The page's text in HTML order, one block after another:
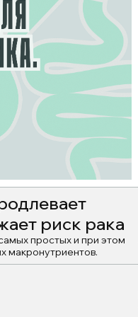
риск рака
простых и при этом
макронутриентов.